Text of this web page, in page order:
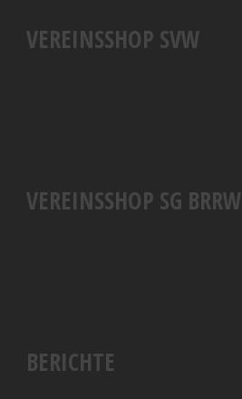
VEREINSSHOP SVW
VEREINSSHOP SG BRRW
BERICHTE